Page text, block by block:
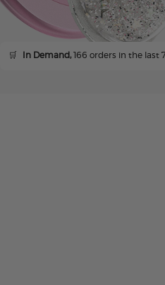
🛒 In Demand,166 orders in the last